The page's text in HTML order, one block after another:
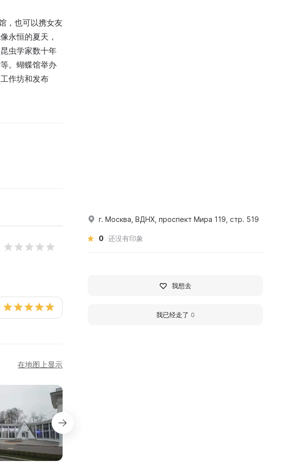
，也可以携女友
永恒的夏天，
虫学家数十年
。蝴蝶馆举办
作坊和发布
在地图上显示
г. Москва, ВДНХ, проспект Мира 119, стр. 519
0 还没有印象
我想去
我已经走了 0